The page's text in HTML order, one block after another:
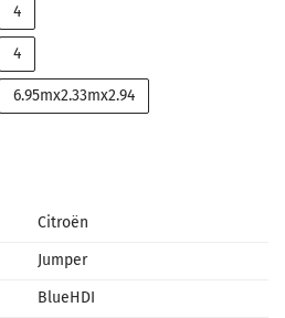
4
4
6.95mx2.33mx2.94
Citroën
Jumper
BlueHDI